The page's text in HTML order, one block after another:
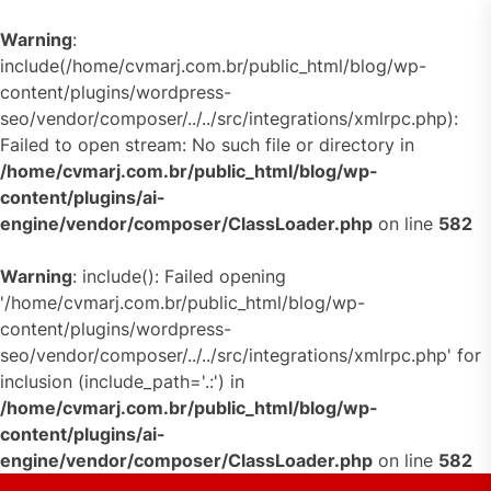
Warning:
include(/home/cvmarj.com.br/public_html/blog/wp-
content/plugins/wordpress-
seo/vendor/composer/../../src/integrations/xmlrpc.php):
Failed to open stream: No such file or directory in
/home/cvmarj.com.br/public_html/blog/wp-
content/plugins/ai-
engine/vendor/composer/ClassLoader.php on line 582
Warning: include(): Failed opening
'/home/cvmarj.com.br/public_html/blog/wp-
content/plugins/wordpress-
seo/vendor/composer/../../src/integrations/xmlrpc.php' for
inclusion (include_path='.:') in
/home/cvmarj.com.br/public_html/blog/wp-
content/plugins/ai-
engine/vendor/composer/ClassLoader.php on line 582